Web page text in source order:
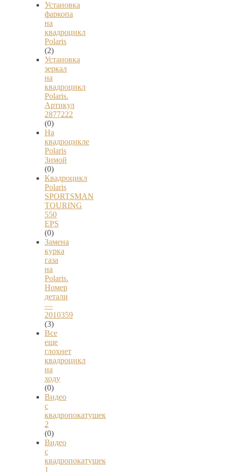
Установка
фаркопа
на
квадроцикл
Polaris
(2)
Установка
зеркал
на
квадроцикл
Polaris.
Артикул
2877222
(0)
На
квадроцикле
Polaris
Зимой
(0)
Квадроцикл
Polaris
SPORTSMAN
TOURING
550
EPS
(0)
Замена
курка
газа
на
Polaris.
Номер
детали
—
2010359
(3)
Все
еще
глохнет
квадроцикл
на
ходу
(0)
Видео
с
квадропокатушек
2
(0)
Видео
с
квадропокатушек
1